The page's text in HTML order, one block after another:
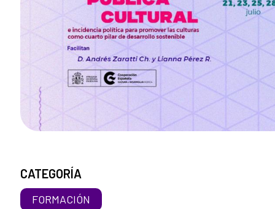
CATEGORÍA
FORMACIÓN